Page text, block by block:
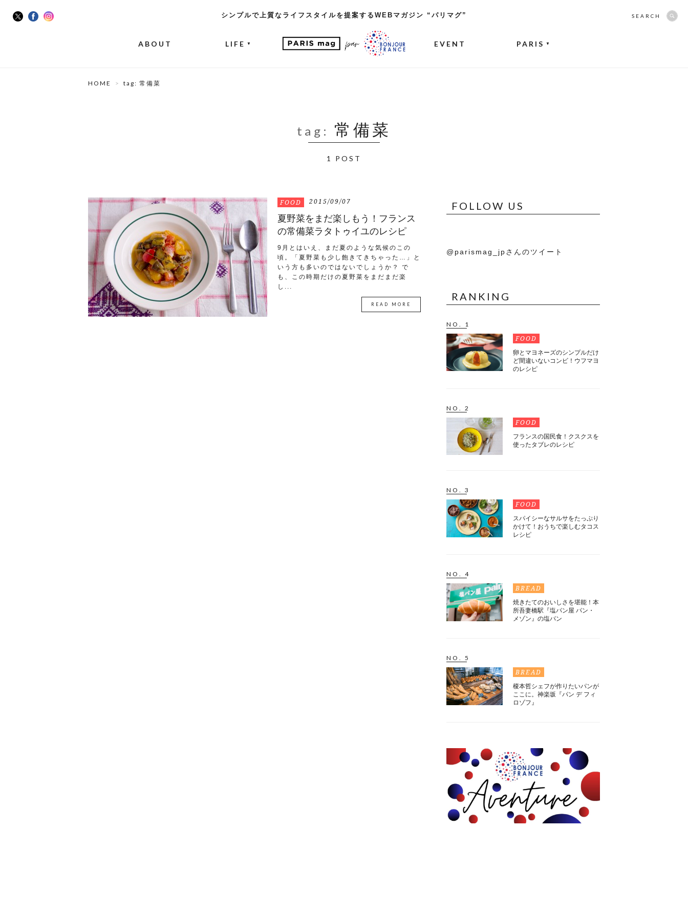
シンプルで上質なライフスタイルを提案するWEBマガジン “パリマグ”
ABOUT LIFE ▼ EVENT PARIS ▼
SEARCH
HOME tag: 常備菜
tag: 常備菜
1 POST
FOOD 2015/09/07
夏野菜をまだ楽しもう！フランス
の常備菜ラタトゥイユのレシピ
9月とはいえ、まだ夏のような気候のこの
頃。「夏野菜も少し飽きてきちゃった…」と
いう方も多いのではないでしょうか？ で
も、この時期だけの夏野菜をまだまだ楽
し...
READ MORE
FOLLOW US
@parismag_jpさんのツイート
RANKING
NO. 1
FOOD
卵とマヨネーズのシンプルだけ
ど間違いないコンビ！ウフマヨ
のレシピ
NO. 2
FOOD
フランスの国民食！クスクスを
使ったタブレのレシピ
NO. 3
FOOD
スパイシーなサルサをたっぷり
かけて！おうちで楽しむタコス
レシピ
NO. 4
BREAD
焼きたてのおいしさを堪能！本
所吾妻橋駅『塩パン屋 パン・
メゾン』の塩パン
NO. 5
BREAD
榎本哲シェフが作りたいパンが
ここに。神楽坂『パン デ フィ
ロゾフ』